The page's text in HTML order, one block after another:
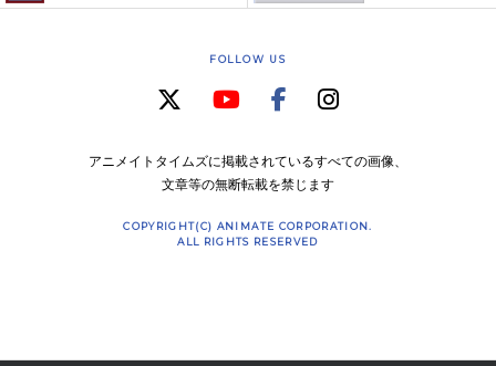
FOLLOW US
アニメイトタイムズに掲載されているすべての画像、
文章等の無断転載を禁じます
COPYRIGHT(C) ANIMATE CORPORATION.
ALL RIGHTS RESERVED